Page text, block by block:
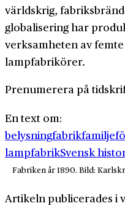
världskrig,
globalisering har
verksamheten av
lampfabrikörer.
Prenumerera på
En text om:
belysningfabrik
lampfabrikSvensk
Fabriken år 1890. Bild:
Artikeln publicerades i